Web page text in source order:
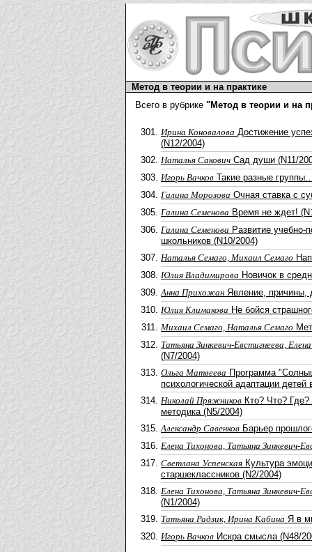
Метод в теории и на практике
Всего в рубрике "Метод в теории и на
Ирина Коновалова Достижение
(N12/2004)
Наталья Сакович Сад души (N11/
Игорь Вачков Такие разные
Галина Морозова Очная ставка с
Галина Семенова Время не ждет!
Галина Семенова Развитие
школьников (N10/2004)
Наталья Семаго, Михаил Семаго
Юлия Владимирова Новичок в
Анна Прихожан Явление, причины,
Юлия Климакова Не бойся
Михаил Семаго, Наталья Семаго
Татьяна Зинкевич-Евстигнеева,
(N7/2004)
Ольга Матвеева Программа
психологической адаптации
Николай Пряжников Кто? Что?
методика (N5/2004)
Александр Савенков Барьер
Елена Тихонова, Татьяна Зинкевич-
Светлана Успенская Культура
старшеклассников (N2/2004)
Елена Тихонова, Татьяна Зинкевич-
(N1/2004)
Татьяна Радзик, Ирина Кабина Я в
Игорь Вачков Искра смысла (N48/